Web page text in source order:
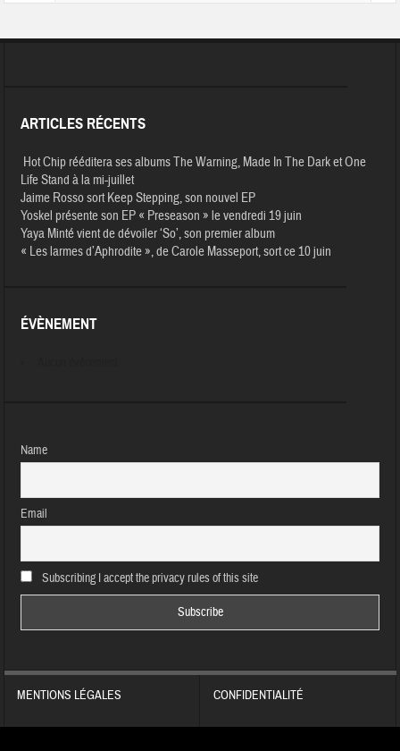
ARTICLES RÉCENTS
Hot Chip rééditera ses albums The Warning, Made In The Dark et One
Life Stand à la mi-juillet
Jaime Rosso sort Keep Stepping, son nouvel EP
Yoskel présente son EP « Preseason » le vendredi 19 juin
Yaya Minté vient de dévoiler ‘So’, son premier album
« Les larmes d’Aphrodite », de Carole Masseport, sort ce 10 juin
ÉVÈNEMENT
Name
Email
Subscribing I accept the privacy rules of this site
MENTIONS LÉGALES CONFIDENTIALITÉ